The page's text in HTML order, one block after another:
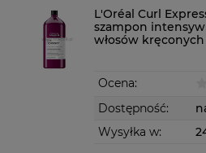
L'Oréal Curl
szampon
włosów
Ocena:
Dostępność:
Wysyłka w: